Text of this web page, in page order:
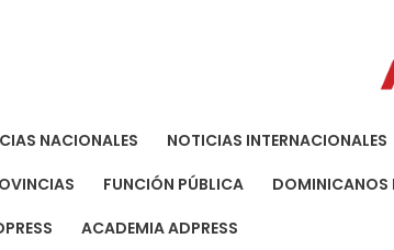
NACIONALES NOTICIAS INTERNACIONALES
FUNCIÓN PÚBLICA DOMINICANOS
ACADEMIA ADPRESS